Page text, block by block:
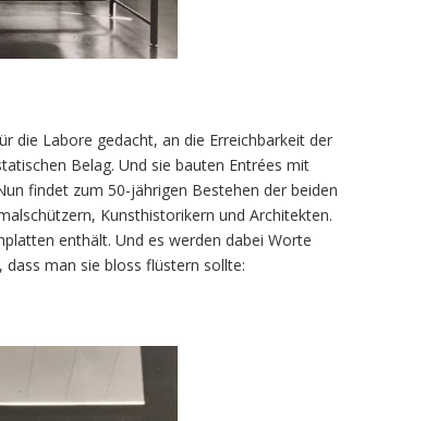
die Labore gedacht, an die Erreichbarkeit der
Belag. Und sie bauten Entrées mit
findet zum 50-jährigen Bestehen der beiden
Kunsthistorikern und Architekten.
enthält. Und es werden dabei Worte
man sie bloss flüstern sollte: